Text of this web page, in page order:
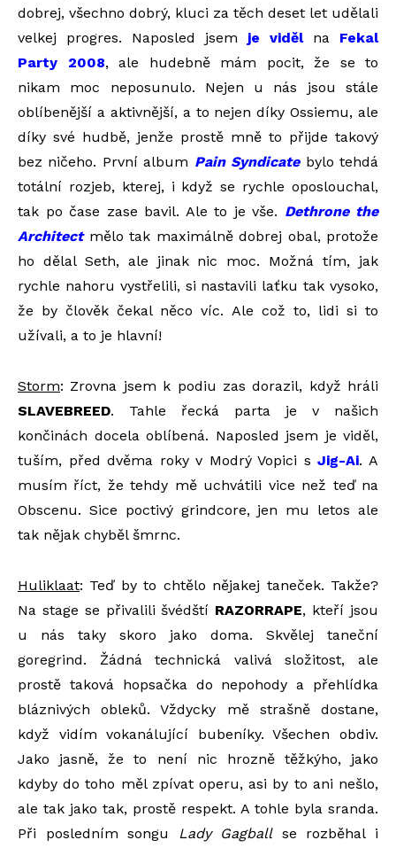
dobrej, všechno dobrý, kluci za těch deset let udělali
velkej progres. Naposled jsem je vidělna Fekal
Party 2008, ale hudebně mám pocit, že se to
nikam moc neposunulo. Nejen u nás jsou stále
oblíbenější a aktivnější, a to nejen díky Ossiemu, ale
díky své hudbě, jenže prostě mně to přijde takový
bez ničeho. První album Pain Syndicatebylo tehdá
totální rozjeb, kterej, i když se rychle oposlouchal,
tak po čase zase bavil. Ale to je vše. Dethrone the
Architectmělo tak maximálně dobrej obal, protože
ho dělal Seth, ale jinak nic moc. Možná tím, jak
rychle nahoru vystřelili, si nastavili laťku tak vysoko,
že by člověk čekal něco víc. Ale což to, lidi si to
užívali, a to je hlavní!
Storm: Zrovna jsem k podiu zas dorazil, když hráli
SLAVEBREED. Tahle řecká parta je v našich
končinách docela oblíbená. Naposled jsem je viděl,
tuším, před dvěma roky v Modrý Vopici sJig-Ai. A
musím říct, že tehdy mě uchvátili vice než teď na
Obscenu. Sice poctivý grindcore, jen mu letos ale
tak nějak chyběl šmrnc.
Huliklaat: Teď by to chtělo nějakej taneček. Takže?
Na stage se přivalili švédští RAZORRAPE, kteří jsou
u nás taky skoro jako doma. Skvělej taneční
goregrind. Žádná technická valivá složitost, ale
prostě taková hopsačka do nepohody a přehlídka
bláznivých obleků. Vždycky mě strašně dostane,
když vidím vokanálující bubeníky. Všechen obdiv.
Jako jasně, že to není nic hrozně těžkýho, jako
kdyby do toho měl zpívat operu, asi by to ani nešlo,
ale tak jako tak, prostě respekt. A tohle byla sranda.
Při posledním songu Lady Gagballse rozběhal i